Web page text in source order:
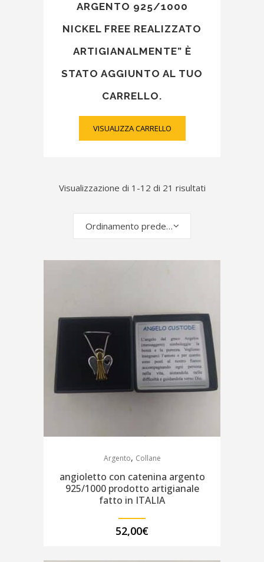
ARGENTO 925/1000
NICKEL FREE REALIZZATO
ARTIGIANALMENTE” È
STATO AGGIUNTO AL TUO
CARRELLO.
VISUALIZZA CARRELLO
Visualizzazione di 1-12 di 21 risultati
Ordinamento predefinito
Argento, Collane
angioletto con catenina argento
925/1000 prodotto artigianale
fatto in ITALIA
52,00€